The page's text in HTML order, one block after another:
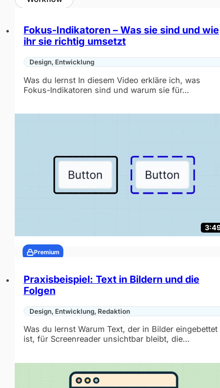
Fokus-Indikatoren – Was sie sind und wie
ihr sie richtig umsetzt
Design, Entwicklung
Was du lernst In diesem Video erkläre ich, was
Fokus-Indikatoren sind und warum sie für…
Premium
Praxisbeispiel: Text in Bildern und die
Folgen
Design, Entwicklung, Redaktion
Was du lernst Warum Text, der in Bilder eingebettet
ist, für Screenreader unsichtbar bleibt, die…